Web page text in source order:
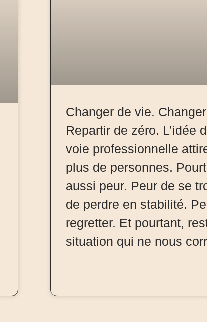
Changer de vie.
Repartir de zéro. L’idée
voie professionnelle
plus de personnes.
aussi peur. Peur de se
de perdre en stabilité.
regretter. Et pourtant,
situation qui ne nous